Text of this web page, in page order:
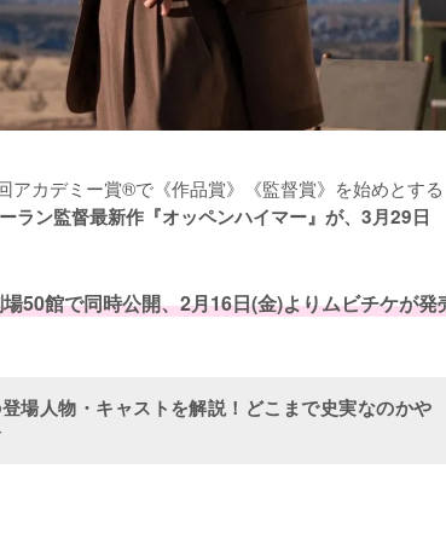
カデミー賞®で《作品賞》《監督賞》を始めとする
ラン監督最新作『オッペンハイマー』が、3月29日
50館で同時公開、2月16日(金)よりムビチケが発
場人物・キャストを解説！どこまで史実なのかや